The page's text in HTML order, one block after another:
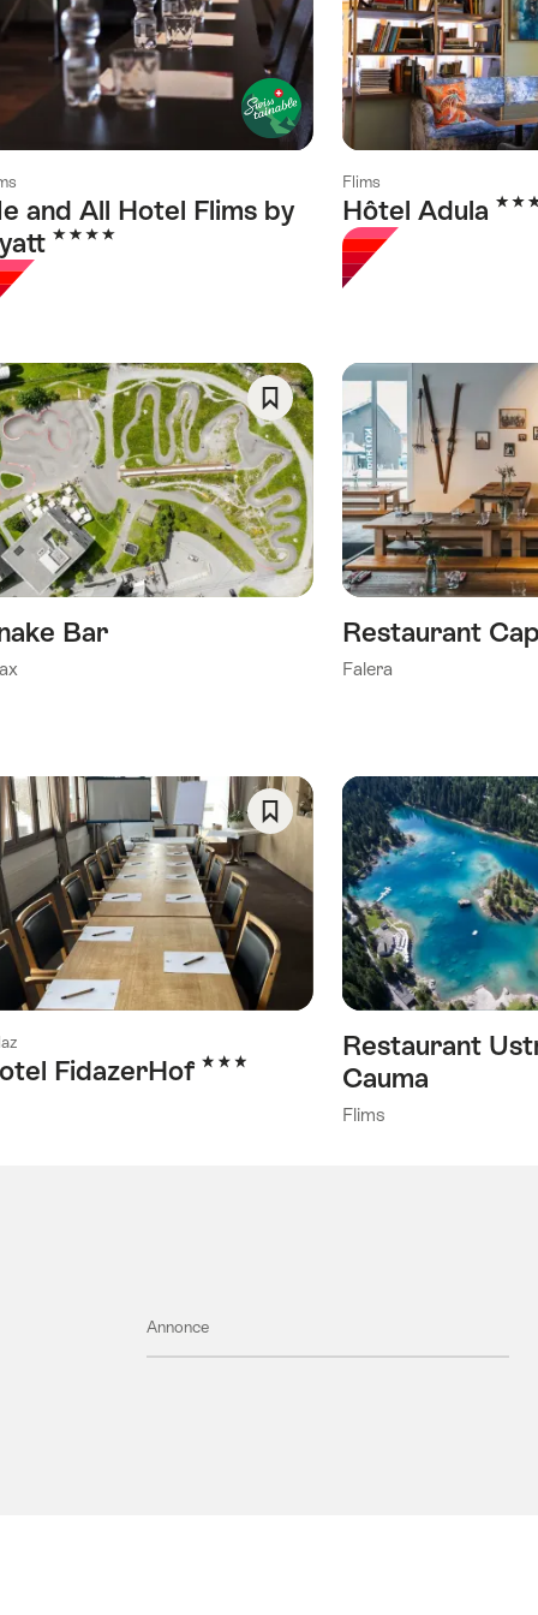
and All Hotel Flims by
4 étoiles
comme
favori:
Liste
de
souhaits
Flims
Hôtel Adula 4
Bar
Enregistrer
comme
favori:
Liste
de
souhaits
Restaurant
Falera
FidazerHof 3 étoiles
Enregistrer
comme
favori:
Liste
de
souhaits
Restaurant
Cauma
Flims
Annonce